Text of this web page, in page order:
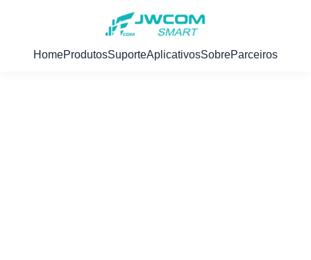
HomeProdutosSuporteAplicativosSobreParceiros